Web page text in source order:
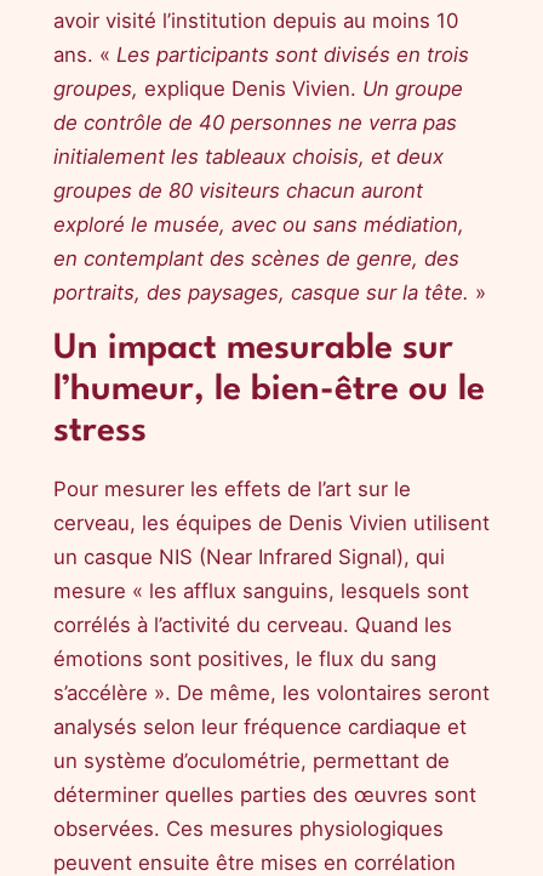
avoir visité l’institution depuis au moins 10
ans. « Les participants sont divisés en trois
groupes, explique Denis Vivien. Un groupe
de contrôle de 40 personnes ne verra pas
initialement les tableaux choisis, et deux
groupes de 80 visiteurs chacun auront
exploré le musée, avec ou sans médiation,
en contemplant des scènes de genre, des
portraits, des paysages, casque sur la tête. »
Un impact mesurable sur
l’humeur, le bien-être ou le
stress
Pour mesurer les effets de l’art sur le
cerveau, les équipes de Denis Vivien utilisent
un casque NIS (Near Infrared Signal), qui
mesure « les afflux sanguins, lesquels sont
corrélés à l’activité du cerveau. Quand les
émotions sont positives, le flux du sang
s’accélère ». De même, les volontaires seront
analysés selon leur fréquence cardiaque et
un système d’oculométrie, permettant de
déterminer quelles parties des œuvres sont
observées. Ces mesures physiologiques
peuvent ensuite être mises en corrélation